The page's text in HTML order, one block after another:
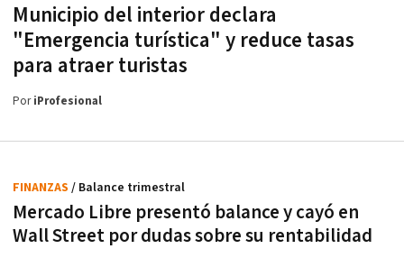
Municipio del interior declara
"Emergencia turística" y reduce tasas
para atraer turistas
PoriProfesional
Mercado Libre presentó balance y cayó en
Wall Street por dudas sobre su rentabilidad
FINANZAS / Balance trimestral